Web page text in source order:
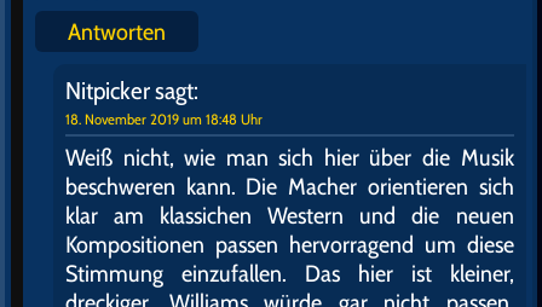
Antworten
Nitpickersagt:
18. November 2019 um 18:48 Uhr
Weiß nicht, wie man sich hier über die Musik
beschweren kann. Die Macher orientieren sich
klar am klassichen Western und die neuen
Kompositionen passen hervorragend um diese
Stimmung einzufallen. Das hier ist kleiner,